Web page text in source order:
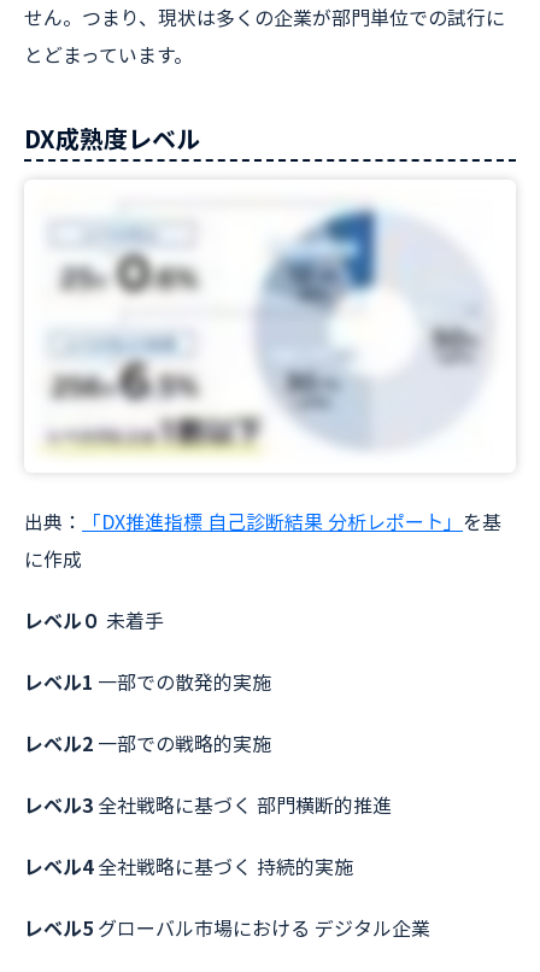
せん。つまり、現状は多くの企業が部門単位での試行に
とどまっています。
DX成熟度レベル
出典： 「DX推進指標 自己診断結果 分析レポート」 を基
に作成
レベル０ 未着手
レベル1 一部での散発的実施
レベル2 一部での戦略的実施
レベル3 全社戦略に基づく 部門横断的推進
レベル4全社戦略に基づく 持続的実施
レベル5 グローバル市場における デジタル企業